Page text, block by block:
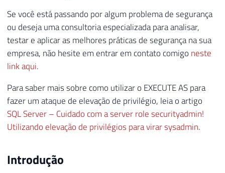
Se você está passando por algum problema de segurança
ou deseja uma consultoria especializada para analisar,
testar e aplicar as melhores práticas de segurança na sua
empresa, não hesite em entrar em contato comigo neste
link aqui.
Para saber mais sobre como utilizar o EXECUTE AS para
fazer um ataque de elevação de privilégio, leia o artigo
SQL Server – Cuidado com a server role securityadmin!
Utilizando elevação de privilégios para virar sysadmin.
Introdução